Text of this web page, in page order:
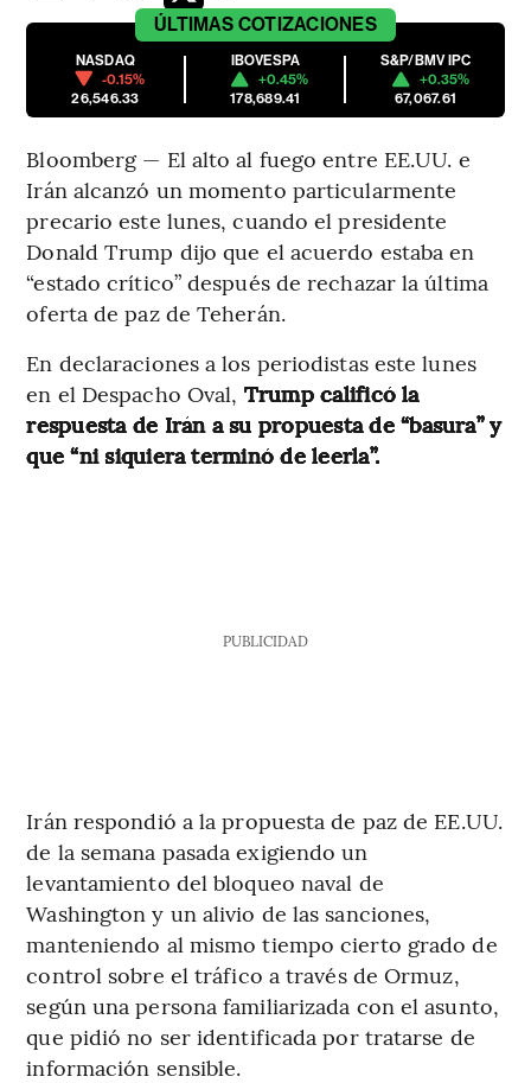
ÚLTIMAS COTIZACIONES
NASDAQ
-0.15%
26,546.33
IBOVESPA
+0.45%
178,689.41
S&P/BMV IPC
+0.35%
67,067.61
Bloomberg — El alto al fuego entre EE.UU. e
Irán alcanzó un momento particularmente
precario este lunes, cuando el presidente
Donald Trump dijo que el acuerdo estaba en
“estado crítico” después de rechazar la última
oferta de paz de Teherán.
En declaraciones a los periodistas este lunes
en el Despacho Oval, Trump calificó la
respuesta de Irán a su propuesta de “basura” y
que “ni siquiera terminó de leerla”.
PUBLICIDAD
Irán respondió a la propuesta de paz de EE.UU.
de la semana pasada exigiendo un
levantamiento del bloqueo naval de
Washington y un alivio de las sanciones,
manteniendo al mismo tiempo cierto grado de
control sobre el tráfico a través de Ormuz,
según una persona familiarizada con el asunto,
que pidió no ser identificada por tratarse de
información sensible.